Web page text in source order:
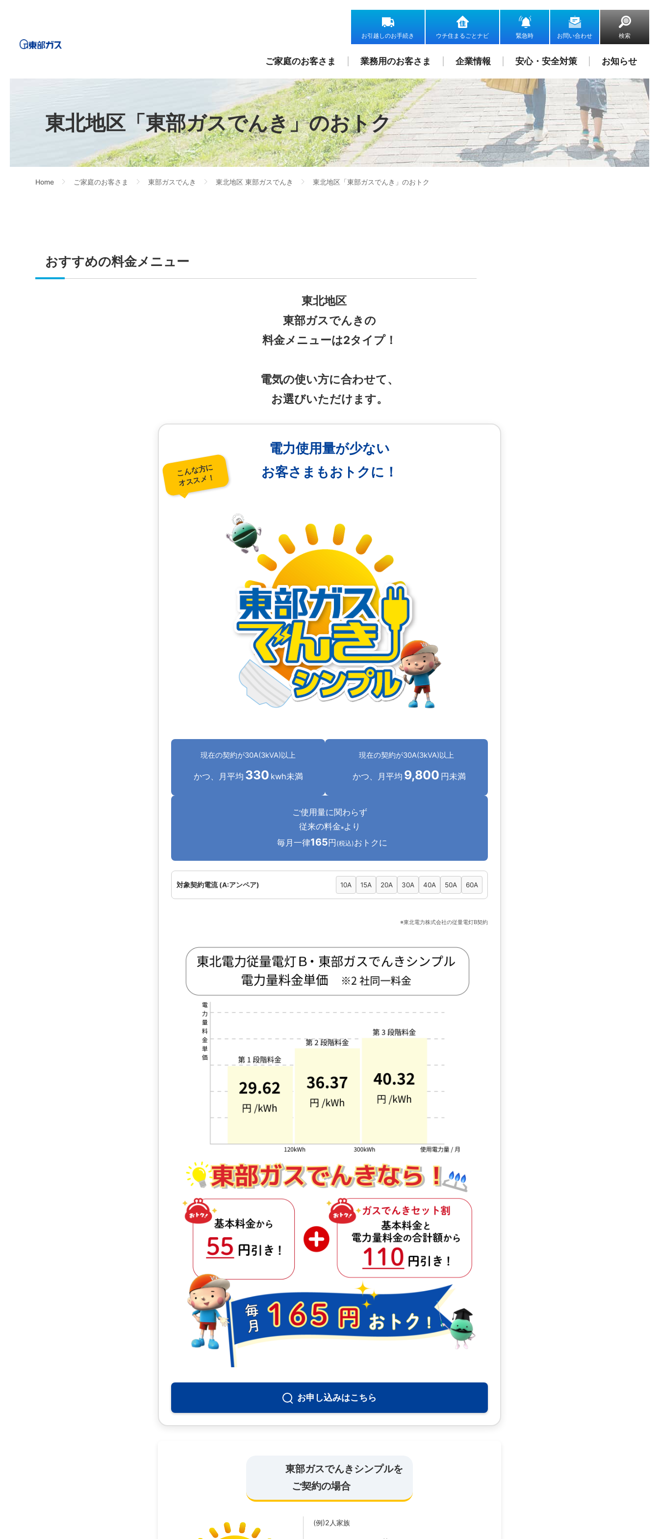
お引越しのお手続き ウチ住まるごとナビ 緊急時 お問い合わせ 検索
ご家庭のお客さま 業務用のお客さま 企業情報 安心・安全対策 お知らせ
東北地区「東部ガスでんき」のおトク
Home ご家庭のお客さま 東部ガスでんき 東北地区 東部ガスでんき 東北地区「東部ガスでんき」のおトク
おすすめの料金メニュー
東北地区
東部ガスでんきの
料金メニューは2タイプ！
電気の使い方に合わせて、
お選びいただけます。
電力使用量が少ない
お客さまもおトクに！
こんな方に
オススメ！
現在の契約が30A(3kVA)以上
かつ、月平均 330 kwh未満
現在の契約が30A(3kVA)以上
かつ、月平均 9,800 円未満
ご使用量に関わらず
従来の料金※より
毎月一律165 円 (税込)おトクに
対象契約電流 (A:アンペア) 10A 15A 20A 30A 40A 50A 60A
※東北電力株式会社の従量電灯B契約
お申し込みはこちら
東部ガスでんきシンプルを
ご契約の場合
(例)2人家族